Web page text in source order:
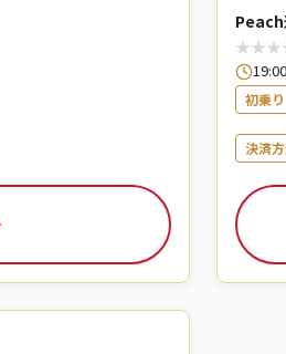
Peach
★★★
初乗り
決済